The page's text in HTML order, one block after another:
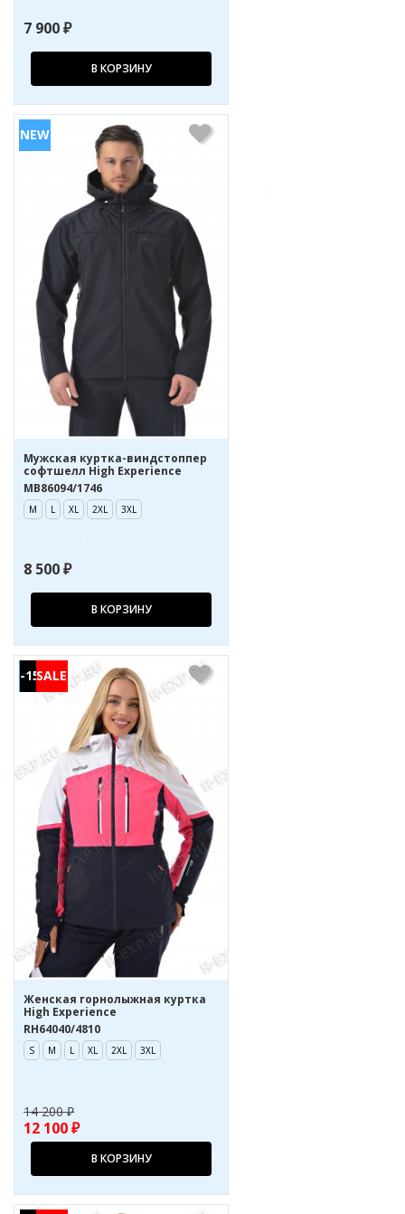
7 900 ₽
В КОРЗИНУ
Мужская куртка-виндстоппер
софтшелл High Experience
MB86094/1746
M L XL 2XL 3XL
8 500 ₽
В КОРЗИНУ
-15%
Женская горнолыжная куртка
High Experience
RH64040/4810
S M L XL 2XL 3XL
14 200 ₽
12 100 ₽
В КОРЗИНУ